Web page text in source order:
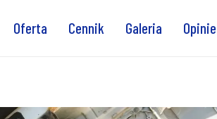
Oferta Cennik Galeria Opinie